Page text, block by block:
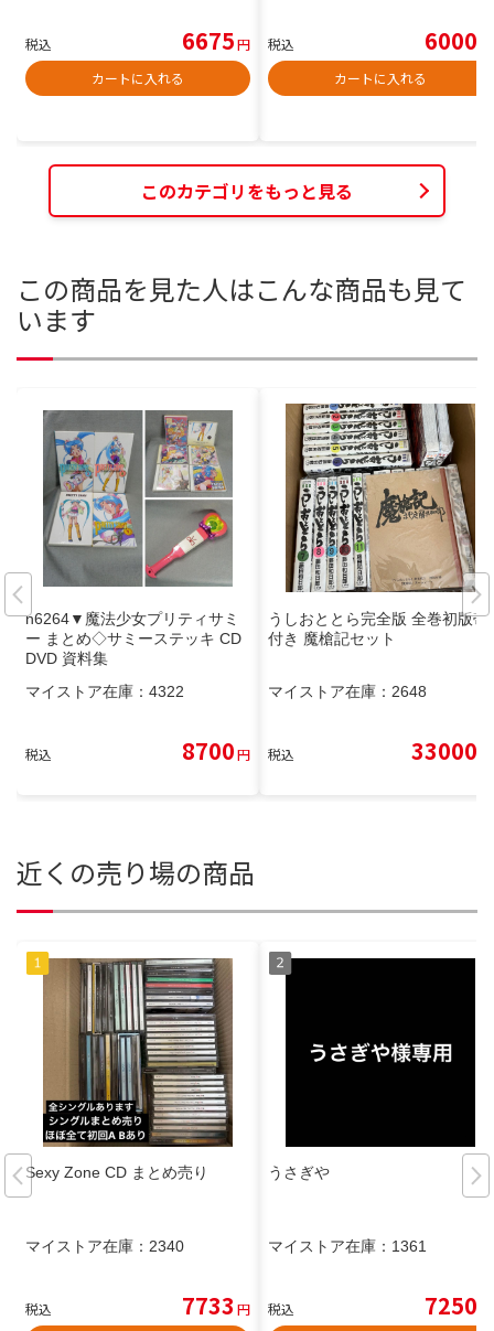
税込 6675円
カートに入れる
税込 6000
カートに入れる
このカテゴリをもっと見る
この商品を見た人はこんな商品も見て
います
n6264▼魔法少女プリティサミ
ー まとめ◇サミーステッキ CD
DVD 資料集
マイストア在庫： 4322
税込 8700円
うしおととら完全版 全巻初版帯
付き 魔槍記セット
マイストア在庫： 2648
税込 33000
近くの売り場の商品
Sexy Zone CD まとめ売り
マイストア在庫： 2340
税込 7733 円
うさぎや
マイストア在庫： 1361
税込 7250